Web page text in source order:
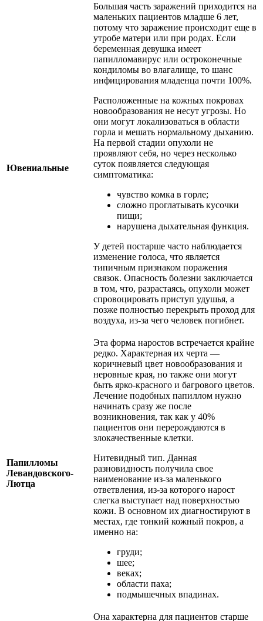
Ювениальные
Большая часть заражений приходится на
маленьких пациентов младше 6 лет,
потому что заражение происходит еще в
утробе матери или при родах. Если
беременная девушка имеет
папилломавирус или остроконечные
кондиломы во влагалище, то шанс
инфицирования младенца почти 100%.
Расположенные на кожных покровах
новообразования не несут угрозы. Но
они могут локализоваться в области
горла и мешать нормальному дыханию.
На первой стадии опухоли не
проявляют себя, но через несколько
суток появляется следующая
симптоматика:
чувство комка в горле;
сложно проглатывать кусочки
пищи;
нарушена дыхательная функция.
У детей постарше часто наблюдается
изменение голоса, что является
типичным признаком поражения
связок. Опасность болезни заключается
в том, что, разрастаясь, опухоли может
спровоцировать приступ удушья, а
позже полностью перекрыть проход для
воздуха, из-за чего человек погибнет.
Папилломы
Левандовского-
Лютца
Эта форма наростов встречается крайне
редко. Характерная их черта —
коричневый цвет новообразования и
неровные края, но также они могут
быть ярко-красного и багрового цветов.
Лечение подобных папиллом нужно
начинать сразу же после
возникновения, так как у 40%
пациентов они перерождаются в
злокачественные клетки.
Нитевидный тип. Данная
разновидность получила свое
наименование из-за маленького
ответвления, из-за которого нарост
слегка выступает над поверхностью
кожи. В основном их диагностируют в
местах, где тонкий кожный покров, а
именно на:
груди;
шее;
веках;
области паха;
подмышечных впадинах.
Она характерна для пациентов старше